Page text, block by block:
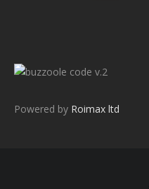
v.2
Powered by Roimax ltd